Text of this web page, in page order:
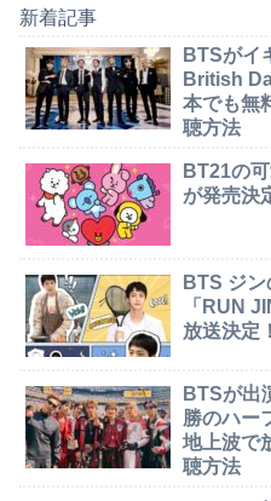
新着記事
BTSがイ
British
本でも無
聴方法
BT21の
が発売決
BTS ジ
「RUN
放送決定
BTSが出
勝のハー
地上波で
聴方法